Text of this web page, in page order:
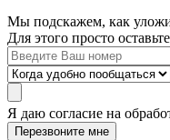
Мы подскажем, как
Для этого просто
Я даю согласие на
Перезвоните мне